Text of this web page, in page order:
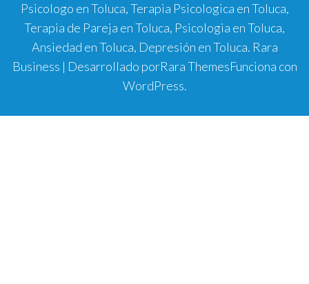
Psicologo en Toluca, Terapia Psicologica en Toluca,
Terapia de Pareja en Toluca, Psicologia en Toluca,
Ansiedad en Toluca, Depresión en Toluca. Rara
Business | Desarrollado porRara ThemesFunciona con
WordPress.